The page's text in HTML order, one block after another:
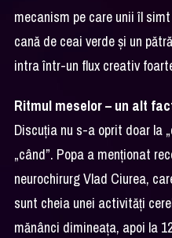
mecanism pe care unii îl
cană de ceai verde și un
intra într-un flux creativ
Ritmul meselor – un alt
Discuția nu s-a oprit doar la
„când”. Popa a menționat
neurochirurg Vlad Ciurea,
sunt cheia unei activități
mănânci dimineața, apoi la